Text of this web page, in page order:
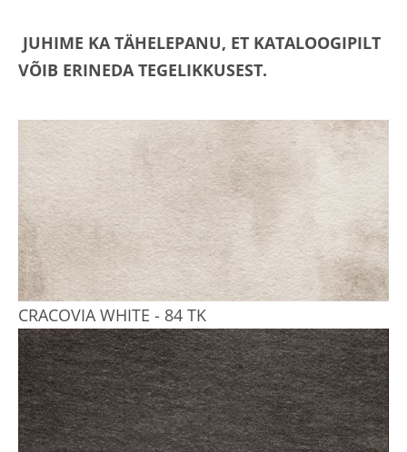
JUHIME KA TÄHELEPANU, ET KATALOOGIPILT
VÕIB ERINEDA TEGELIKKUSEST.
CRACOVIA WHITE - 84 TK